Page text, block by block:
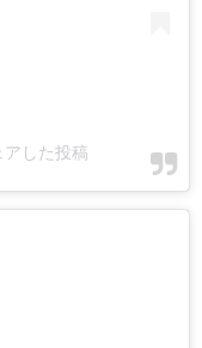
した投稿